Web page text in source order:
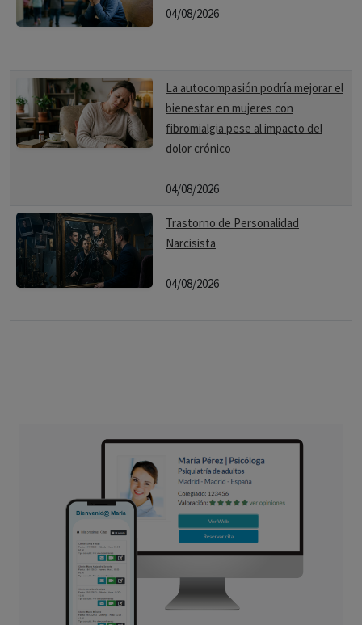
04/08/2026
La autocompasión podría mejorar el
bienestar en mujeres con
fibromialgia pese al impacto del
dolor crónico
04/08/2026
Trastorno de Personalidad
Narcisista
04/08/2026